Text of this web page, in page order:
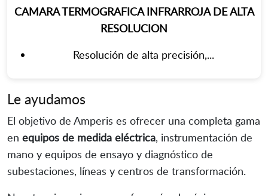
CAMARA TERMOGRAFICA INFRARROJA DE ALTA
RESOLUCION
Resolución de alta precisión,...
Le ayudamos
El objetivo de Amperis es ofrecer una completa gama
en equipos de medida eléctrica, instrumentación de
mano y equipos de ensayo y diagnóstico de
subestaciones, líneas y centros de transformación.